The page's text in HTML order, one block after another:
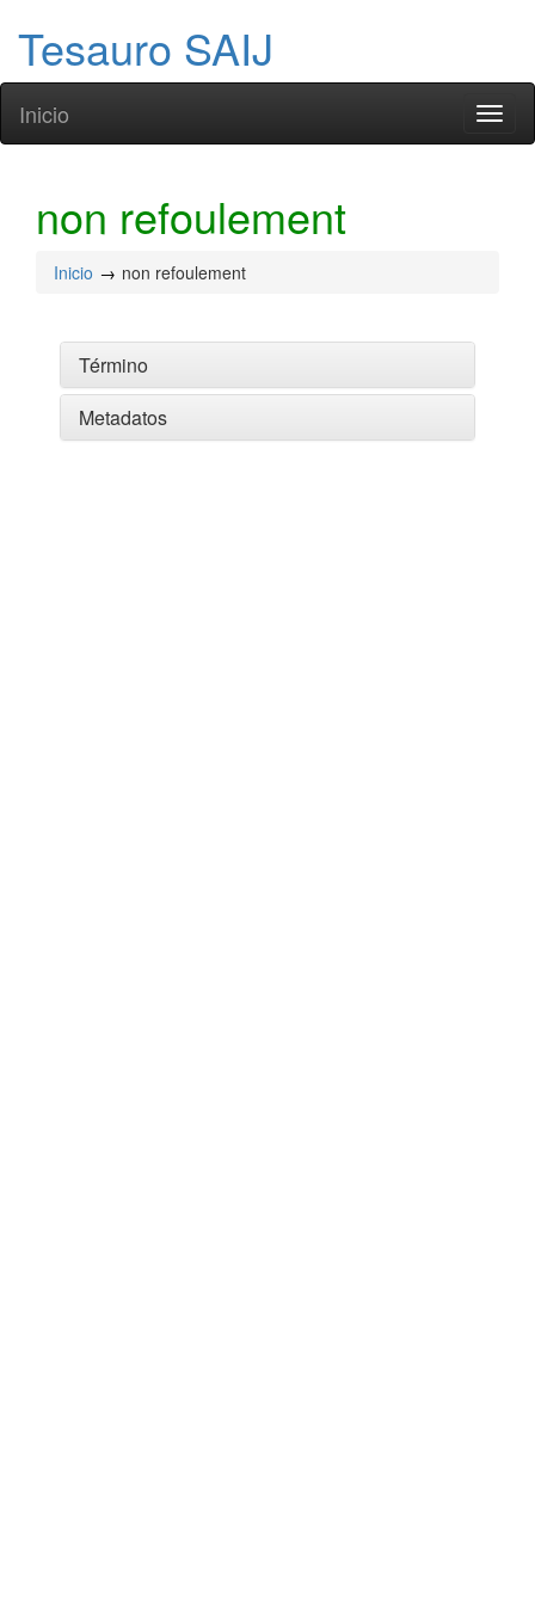
Tesauro SAIJ
Inicio
non refoulement
Inicio non refoulement
Término
Metadatos